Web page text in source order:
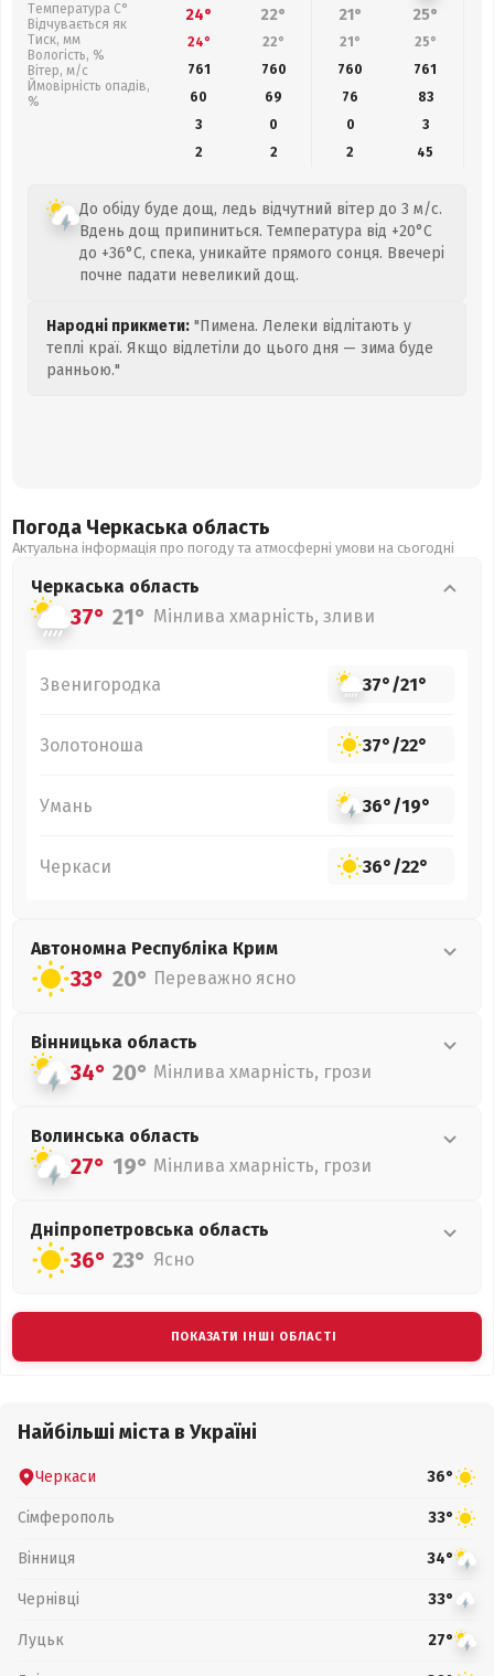
Температура С°
Відчувається як
Тиск, мм
Вологість, %
Вітер, м/с
Ймовірність опадів,
%
24° 22° 21° 25°
24° 22° 21° 25°
761
760 760 761
60
69 76 83
3
0 0
3
2
2 2 45
До обіду буде дощ, ледь відчутний вітер до 3 м/с.
Вдень дощ припиниться. Температура від +20°C
до +36°C, спека, уникайте прямого сонця. Ввечері
почне падати невеликий дощ.
Народні прикмети: "Пимена. Лелеки відлітають у
теплі краї. Якщо відлетіли до цього дня — зима буде
ранньою."
Погода Черкаська область
Актуальна інформація про погоду та атмосферні умови на сьогодні
Черкаська область
37° 21° Мінлива хмарність, зливи
Звенигородка 37°/21°
Золотоноша 37°/22°
Умань 36°/19°
Черкаси 36°/22°
Автономна Республіка Крим
33° 20° Переважно ясно
Вінницька область
34° 20° Мінлива хмарність, грози
Волинська область
27° 19° Мінлива хмарність, грози
Дніпропетровська область
36° 23° Ясно
ПОКАЗАТИ ІНШІ ОБЛАСТІ
Найбільші міста в Україні
Черкаси 36°
Сімферополь 33°
Вінниця 34°
Чернівці 33°
Луцьк 27°